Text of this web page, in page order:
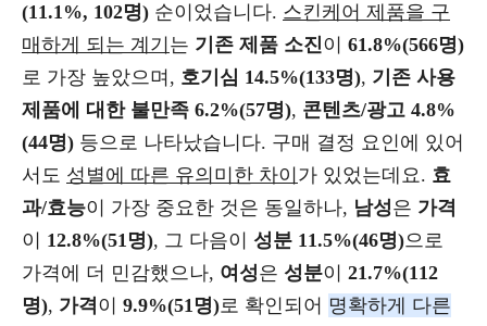
(11.1%, 102명) 순이었습니다. 스킨케어 제품을 구
매하게 되는 계기 는 기존 제품 소진이 61.8%(566명)
로 가장 높았으며, 호기심 14.5%(133명), 기존 사용
제품에 대한 불만족 6.2%(57명), 콘텐츠/광고 4.8%
(44명) 등으로 나타났습니다. 구매 결정 요인에 있어
서도 성별에 따른 유의미한 차이 가 있었는데요. 효
과/효능이 가장 중요한 것은 동일하나, 남성은 가격
이 12.8%(51명), 그 다음이 성분 11.5%(46명)으로
가격에 더 민감했으나, 여성은 성분이 21.7%(112
명), 가격 이 9.9%(51명)로 확인되어 명확하게 다른